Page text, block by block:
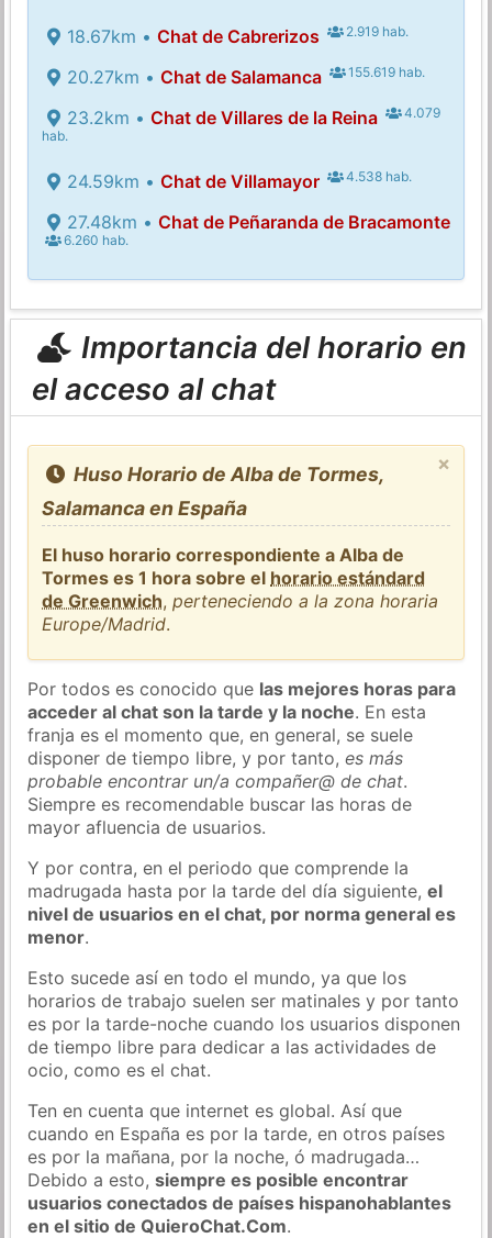
18.67km • Chat de Cabrerizos 2.919 hab.
20.27km • Chat de Salamanca 155.619 hab.
23.2km • Chat de Villares de la Reina
4.079
hab.
24.59km • Chat de Villamayor 4.538 hab.
27.48km • Chat de Peñaranda de Bracamonte
6.260 hab.
Importancia del horario en
el acceso al chat
×
Huso Horario de Alba de Tormes,
Salamanca en España
El huso horario correspondiente a Alba de
Tormes es 1 hora sobre el horario estándard
de Greenwich,perteneciendo a la zona horaria
Europe/Madrid.
Por todos es conocido que las mejores horas para
acceder al chat son la tarde y la noche. En esta
franja es el momento que, en general, se suele
disponer de tiempo libre, y por tanto,es más
probable encontrar un/a compañer@ de chat.
Siempre es recomendable buscar las horas de
mayor afluencia de usuarios.
Y por contra, en el periodo que comprende la
madrugada hasta por la tarde del día siguiente,el
nivel de usuarios en el chat, por norma general es
menor.
Esto sucede así en todo el mundo, ya que los
horarios de trabajo suelen ser matinales y por tanto
es por la tarde-noche cuando los usuarios disponen
de tiempo libre para dedicar a las actividades de
ocio, como es el chat.
Ten en cuenta que internet es global. Así que
cuando en España es por la tarde, en otros países
es por la mañana, por la noche, ó madrugada…
Debido a esto,siempre es posible encontrar
usuarios conectados de países hispanohablantes
en el sitio de QuieroChat.Com.